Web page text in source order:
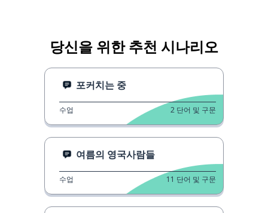
당신을 위한 추천 시나리오
포커치는 중
수업 2 단어 및 구문
여름의 영국사람들
수업 11 단어 및 구문